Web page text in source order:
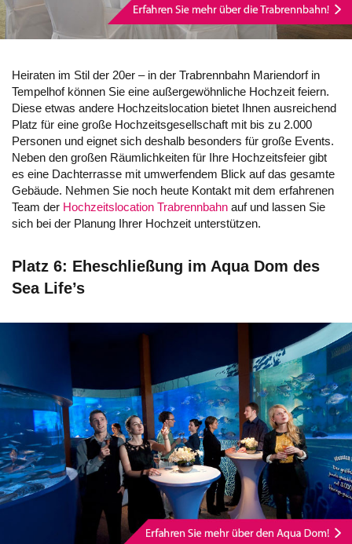
Heiraten im Stil der 20er – in der Trabrennbahn Mariendorf in
Tempelhof können Sie eine außergewöhnliche Hochzeit feiern.
Diese etwas andere Hochzeitslocation bietet Ihnen ausreichend
Platz für eine große Hochzeitsgesellschaft mit bis zu 2.000
Personen und eignet sich deshalb besonders für große Events.
Neben den großen Räumlichkeiten für Ihre Hochzeitsfeier gibt
es eine Dachterrasse mit umwerfendem Blick auf das gesamte
Gebäude. Nehmen Sie noch heute Kontakt mit dem erfahrenen
Team der Hochzeitslocation Trabrennbahn auf und lassen Sie
sich bei der Planung Ihrer Hochzeit unterstützen.
Platz 6: Eheschließung im Aqua Dom des
Sea Life’s